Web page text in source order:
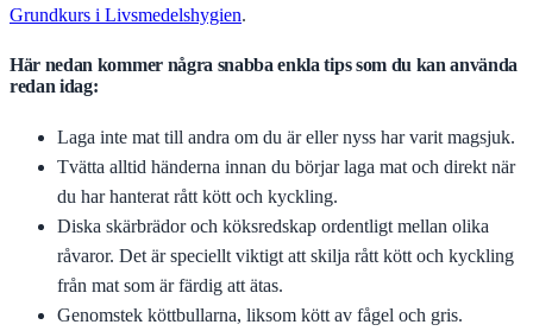
Grundkurs i Livsmedelshygien.
Här nedan kommer några snabba enkla tips som du kan använda
redan idag:
Laga inte mat till andra om du är eller nyss har varit magsjuk.
Tvätta alltid händerna innan du börjar laga mat och direkt när
du har hanterat rått kött och kyckling.
Diska skärbrädor och köksredskap ordentligt mellan olika
råvaror. Det är speciellt viktigt att skilja rått kött och kyckling
från mat som är färdig att ätas.
Genomstek köttbullarna, liksom kött av fågel och gris.